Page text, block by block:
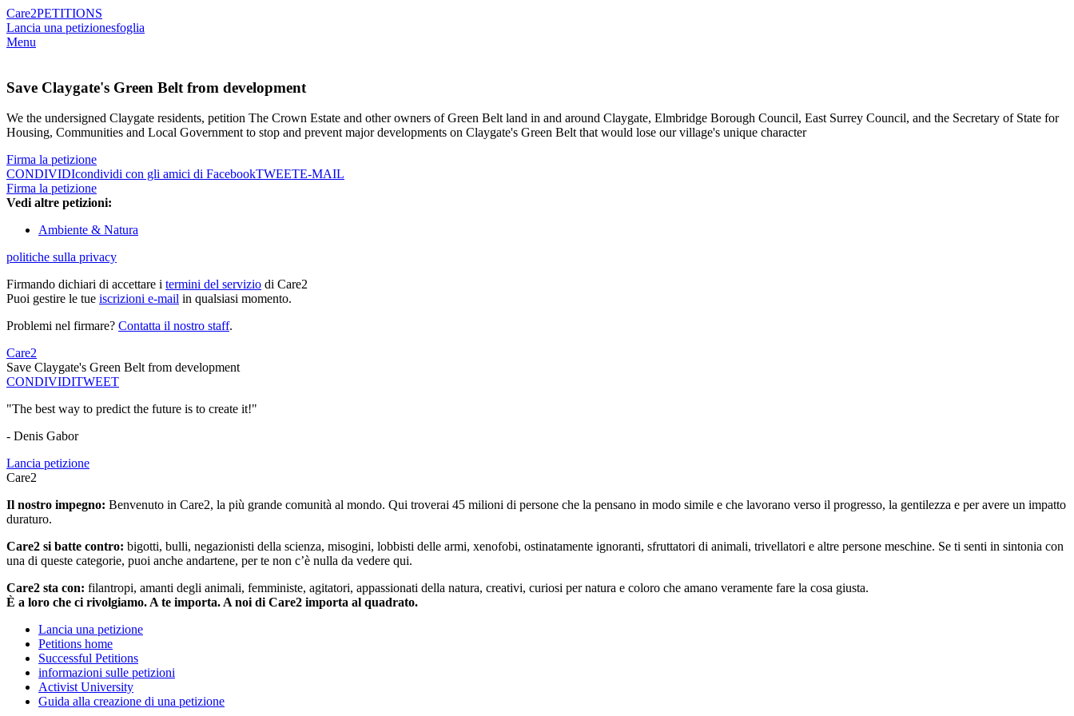
Care2PETITIONS
Lancia una petizionesfoglia
Menu
Save Claygate's Green Belt from development
We the undersigned Claygate residents, petition The Crown Estate and other owners of Green Belt land in and around Claygate, Elmbridge Borough Council, East Surrey Council, and the Secretary of State for
Housing, Communities and Local Government to stop and prevent major developments on Claygate's Green Belt that would lose our village's unique character
Firma la petizione
CONDIVIDIcondividi con gli amici di FacebookTWEETE-MAIL
Firma la petizione
Vedi altre petizioni:
Ambiente & Natura
politiche sulla privacy
Firmando dichiari di accettare i termini del servizio di Care2
Puoi gestire le tue iscrizioni e-mail in qualsiasi momento.
Problemi nel firmare? Contatta il nostro staff.
Care2
Save Claygate's Green Belt from development
CONDIVIDITWEET
"The best way to predict the future is to create it!"
- Denis Gabor
Lancia petizione
Care2
Il nostro impegno: Benvenuto in Care2, la più grande comunità al mondo. Qui troverai 45 milioni di persone che la pensano in modo simile e che lavorano verso il progresso, la gentilezza e per avere un impatto
duraturo.
Care2 si batte contro: bigotti, bulli, negazionisti della scienza, misogini, lobbisti delle armi, xenofobi, ostinatamente ignoranti, sfruttatori di animali, trivellatori e altre persone meschine. Se ti senti in sintonia con
una di queste categorie, puoi anche andartene, per te non c’è nulla da vedere qui.
Care2 sta con: filantropi, amanti degli animali, femministe, agitatori, appassionati della natura, creativi, curiosi per natura e coloro che amano veramente fare la cosa giusta.
È a loro che ci rivolgiamo. A te importa. A noi di Care2 importa al quadrato.
Lancia una petizione
Petitions home
Successful Petitions
informazioni sulle petizioni
Activist University
Guida alla creazione di una petizione